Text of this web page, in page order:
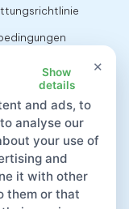
×
Show
details
and ads, to
analyse our
your use of
and
it with other
them or that